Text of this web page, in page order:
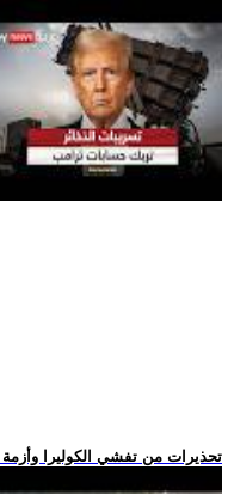
.. تحذيرات من تفشي الكوليرا